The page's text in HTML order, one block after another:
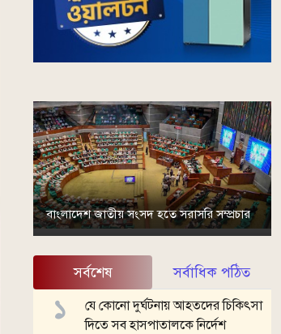
বাংলাদেশ জাতীয় সংসদ হতে সরাসরি সম্প্রচার
সর্বশেষ সর্বাধিক পঠিত
যে কোনো দুর্ঘটনায় আহতদের চিকিৎসা
দিতে সব হাসপাতালকে নির্দেশ